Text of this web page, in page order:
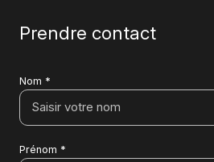
Prendre contact
Nom *
Prénom *